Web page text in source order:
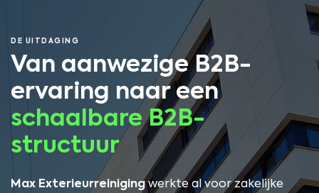
DE UITDAGING
Van aanwezige B2B-
ervaring naar een
schaalbare B2B-
structuur
Max Exterieurreinigingwerkte al voor zakelijke